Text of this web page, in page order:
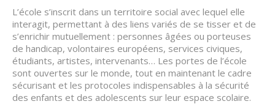
L’école s’inscrit dans un territoire social avec lequel elle
interagit, permettant à des liens variés de se tisser et de
s’enrichir mutuellement : personnes âgées ou porteuses
de handicap, volontaires européens, services civiques,
étudiants, artistes, intervenants… Les portes de l’école
sont ouvertes sur le monde, tout en maintenant le cadre
sécurisant et les protocoles indispensables à la sécurité
des enfants et des adolescents sur leur espace scolaire.